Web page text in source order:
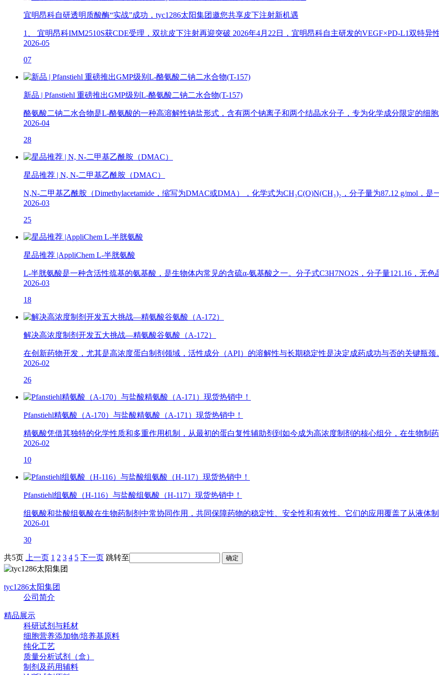
宜明昂科自研透明质酸酶“实战”成功，tyc1286太阳集团邀您共享皮下注射新机遇
1、 宜明昂科IMM2510S获CDE受理，双抗皮下注射再迎突破 2026年4月22日，宜明昂科自主研发的VEGF×PD-L1双特异
2026-05
07
新品 | Pfanstiehl 重磅推出GMP级别L-酪氨酸二钠二水合物(T-157)
酪氨酸二钠二水合物是L-酪氨酸的一种高溶解性钠盐形式，含有两个钠离子和两个结晶水分子，专为化学成分限定的细
2026-04
28
星品推荐 | N, N-二甲基乙酰胺（DMAC）
N,N-二甲基乙酰胺（Dimethylacetamide，缩写为DMAC或DMA），化学式为CH₃C(O)N(CH₃)₂，分子量为87.12 g/mol，
2026-03
25
星品推荐 |AppliChem L-半胱氨酸
L-半胱氨酸是一种含活性巯基的氨基酸，是生物体内常见的含硫α-氨基酸之一。分子式C3H7NO2S，分子量121.16，无
2026-03
18
解决高浓度制剂开发五大挑战—精氨酸谷氨酸（A-172）
在创新药物开发，尤其是高浓度蛋白制剂领域，活性成分（API）的溶解性与长期稳定性是决定成药成功与否的关键瓶
2026-02
26
Pfanstiehl精氨酸（A-170）与盐酸精氨酸（A-171）现货热销中！
精氨酸凭借其独特的化学性质和多重作用机制，从最初的蛋白复性辅助剂到如今成为高浓度制剂的核心组分，在生物制
2026-02
10
Pfanstiehl组氨酸（H-116）与盐酸组氨酸（H-117）现货热销中！
组氨酸和盐酸组氨酸在生物药制剂中常协同作用，共同保障药物的稳定性、安全性和有效性。它们的应用覆盖了从液体
2026-01
30
共5页 上一页 1 2 3 4 5 下一页 跳转至
tyc1286太阳集团
公司简介
精品展示
科研试剂与耗材
细胞营养添加物/培养基原料
纯化工艺
质量分析试剂（盒）
制剂及药用辅料